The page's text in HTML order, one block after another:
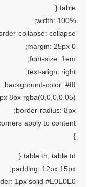
table {
width: 100%;
collapse: collapse;
margin: 25px 0;
font-size: 1em;
text-align: right;
background-color: #fff;
8px rgba(0,0,0,0.05);
border-radius: 8px;
apply to content */
}
table th, table td {
padding: 12px 15px;
1px solid #E0E0E0;